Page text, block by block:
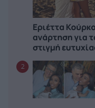
Εριέττα
ανάρτηση για
στιγμή
2